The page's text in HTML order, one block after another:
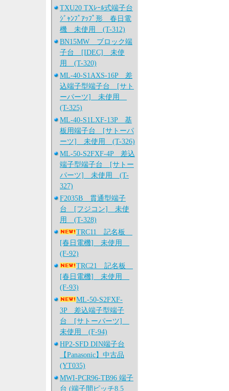
TXU20 TXﾚｰﾙ式端子台
ｼﾞｬﾝﾌﾟｱｯﾌﾟ形 春日電
機 未使用 (T-312)
BN15MW ブロック端
子台 [IDEC] 未使
用 (T-320)
ML-40-S1AXS-16P 差
込端子型端子台 [サト
ーパーツ] 未使用
(T-325)
ML-40-S1LXF-13P 基
板用端子台 [サトーパ
ーツ] 未使用 (T-326)
ML-50-S2FXF-4P 差込
端子型端子台 [サトー
パーツ] 未使用 (T-
327)
F2035B 貫通型端子
台 [フジコン] 未使
用 (T-328)
TRC11 記名板
[春日電機] 未使用
(F-92)
TRC21 記名板
[春日電機] 未使用
(F-93)
ML-50-S2FXF-
3P 差込端子型端子
台 [サトーパーツ]
未使用 (F-94)
HP2-SFD DIN端子台
【Panasonic】中古品
(YT035)
MWI-PCR96-TB96 端子
台 (端子間ピッチ8.5